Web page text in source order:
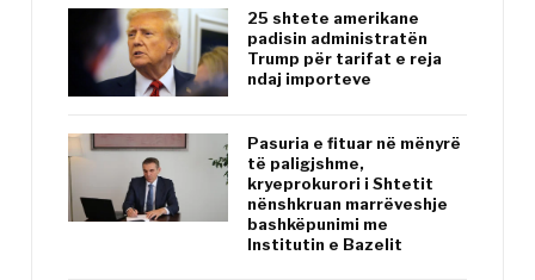
25 shtete amerikane
padisin administratën
Trump për tarifat e reja
ndaj importeve
Pasuria e fituar në mënyrë
të paligjshme,
kryeprokurori i Shtetit
nënshkruan marrëveshje
bashkëpunimi me
Institutin e Bazelit